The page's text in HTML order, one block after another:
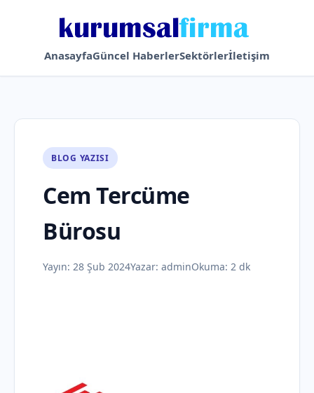
AnasayfaGüncel HaberlerSektörlerİletişim
BLOG YAZISI
Cem Tercüme
Bürosu
Yayın: 28 Şub 2024Yazar: adminOkuma: 2 dk